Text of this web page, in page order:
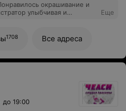
окрашивание и
улыбчивая и
Еще
1708 Все адреса
до 19:00